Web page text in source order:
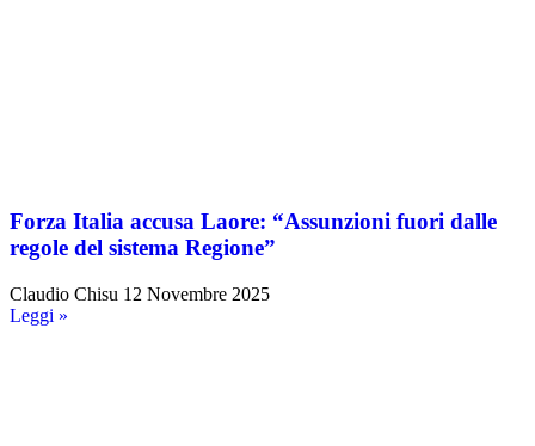
Forza Italia accusa Laore: “Assunzioni fuori dalle
regole del sistema Regione”
Claudio Chisu 12 Novembre 2025
Leggi »